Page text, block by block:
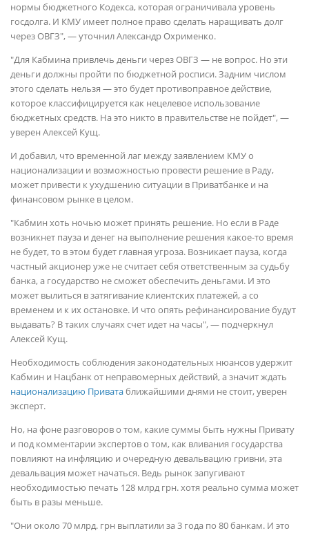
нормы бюджетного Кодекса, которая ограничивала уровень
госдолга. И КМУ имеет полное право сделать наращивать долг
через ОВГЗ", — уточнил Александр Охрименко.
"Для Кабмина привлечь деньги через ОВГЗ — не вопрос. Но эти
деньги должны пройти по бюджетной росписи. Задним числом
этого сделать нельзя — это будет противоправное действие,
которое классифицируется как нецелевое использование
бюджетных средств. На это никто в правительстве не пойдет", —
уверен Алексей Кущ.
И добавил, что временной лаг между заявлением КМУ о
национализации и возможностью провести решение в Раду,
может привести к ухудшению ситуации в Приватбанке и на
финансовом рынке в целом.
"Кабмин хоть ночью может принять решение. Но если в Раде
возникнет пауза и денег на выполнение решения какое-то время
не будет, то в этом будет главная угроза. Возникает пауза, когда
частный акционер уже не считает себя ответственным за судьбу
банка, а государство не сможет обеспечить деньгами. И это
может вылиться в затягивание клиентских платежей, а со
временем и к их остановке. И что опять рефинансирование будут
выдавать? В таких случаях счет идет на часы", — подчеркнул
Алексей Кущ.
Необходимость соблюдения законодательных нюансов удержит
Кабмин и Нацбанк от неправомерных действий, а значит ждать
национализацию Приватаближайшими днями не стоит, уверен
эксперт.
Но, на фоне разговоров о том, какие суммы быть нужны Привату
и под комментарии экспертов о том, как вливания государства
повлияют на инфляцию и очередную девальвацию гривни, эта
девальвация может начаться. Ведь рынок запугивают
необходимостью печать 128 млрд грн. хотя реально сумма может
быть в разы меньше.
"Они около 70 млрд. грн выплатили за 3 года по 80 банкам. И это